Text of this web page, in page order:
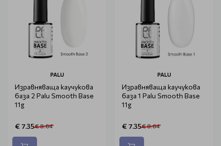
PALU
Изравняваща каучукова
база 2 Palu Smooth Base
11g
€ 7.35€ 8.64
PALU
Изравняваща каучукова
база 1 Palu Smooth Base
11g
€ 7.35€ 8.64